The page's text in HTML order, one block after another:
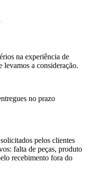
na experiência de
levamos a consideração.
no prazo
pelos clientes
falta de peças, produto
recebimento fora do